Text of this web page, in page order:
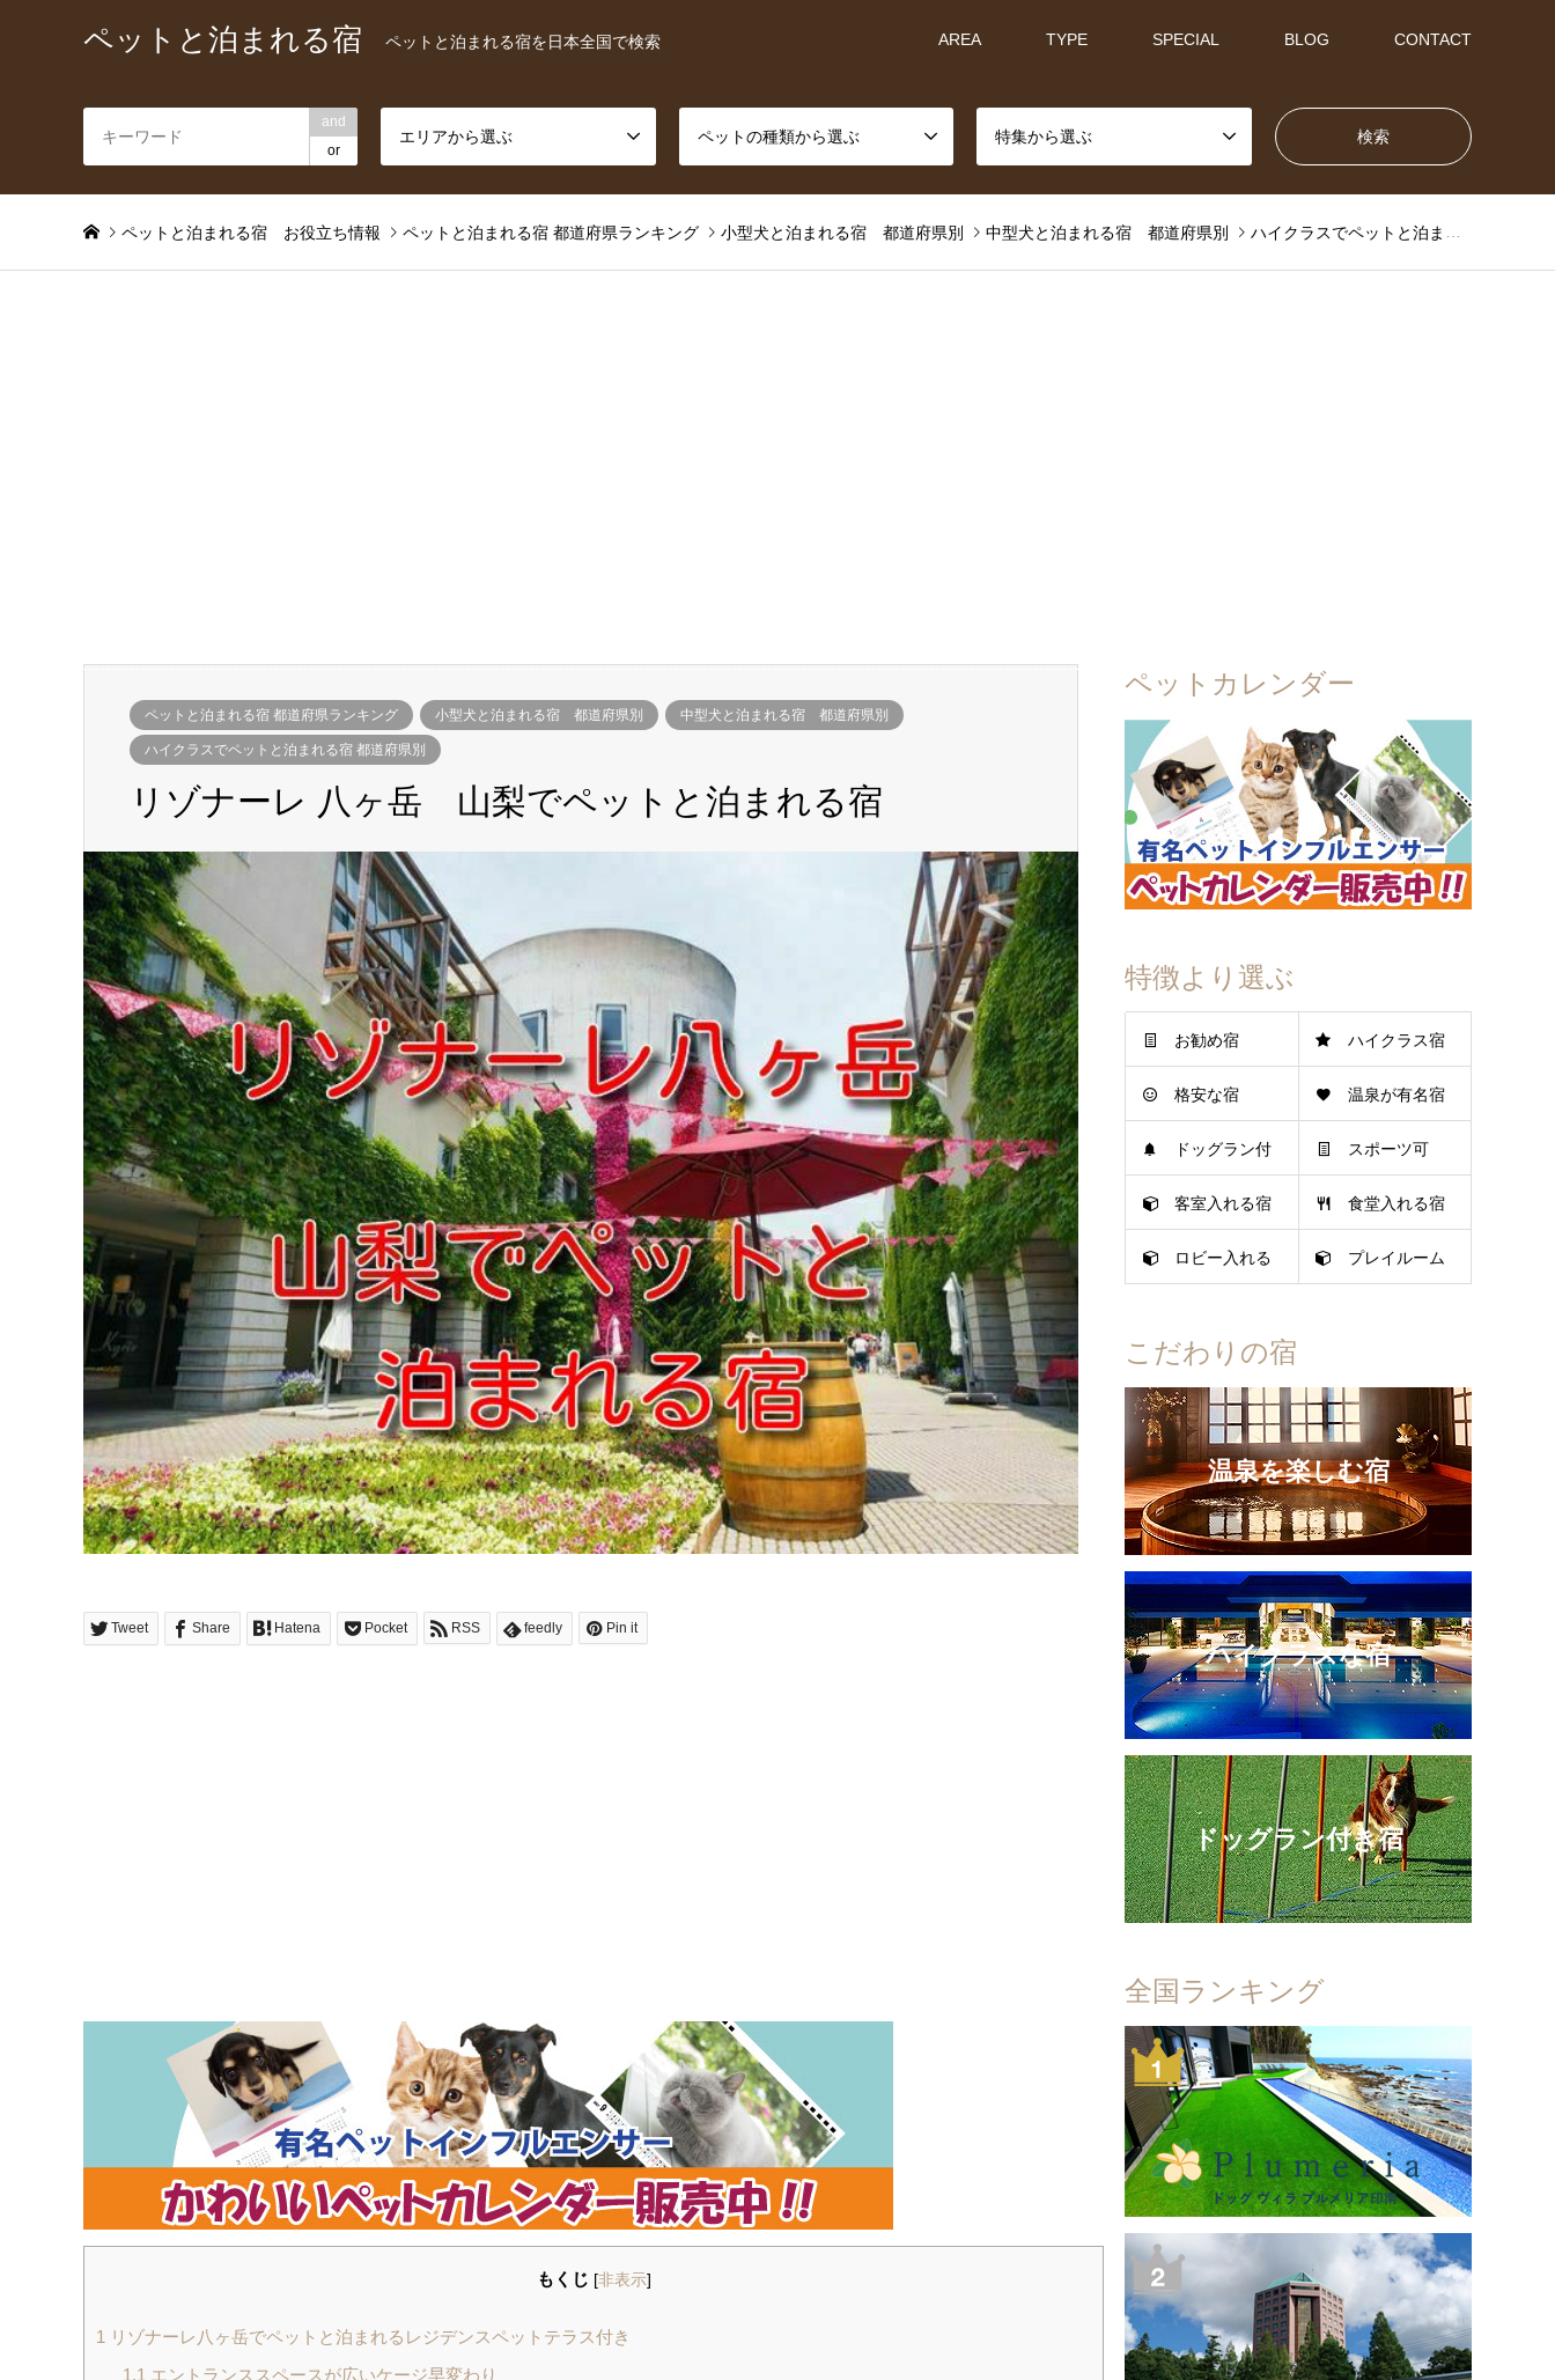
ペットと泊まれる宿 ペットと泊まれる宿を日本全国で検索 AREA TYPE SPECIAL BLOG CONTACT
and
or
エリアから選ぶ ペットの種類から選ぶ 特集から選ぶ
ペットと泊まれる宿 お役立ち情報 ペットと泊まれる宿 都道府県ランキング 小型犬と泊まれる宿 都道府県別 中型犬と泊まれる宿 都道府県別 ハイクラスでペットと泊まれる宿 都道府県別
ペットと泊まれる宿 都道府県ランキング 小型犬と泊まれる宿 都道府県別 中型犬と泊まれる宿 都道府県別
ハイクラスでペットと泊まれる宿 都道府県別
リゾナーレ 八ヶ岳 山梨でペットと泊まれる宿
Tweet Share Hatena Pocket RSS feedly Pin it
もくじ [非表示]
1 リゾナーレ八ヶ岳でペットと泊まれるレジデンスペットテラス付き
1.1 エントランススペースが広いケージ早変わり
ペットカレンダー
特徴より選ぶ
お勧め宿 ハイクラス宿
格安な宿 温泉が有名宿
ドッグラン付
き宿
スポーツ可
客室入れる宿 食堂入れる宿
ロビー入れる プレイルーム
こだわりの宿
温泉を楽しむ宿
ハイクラスな宿
ドッグラン付き宿
全国ランキング